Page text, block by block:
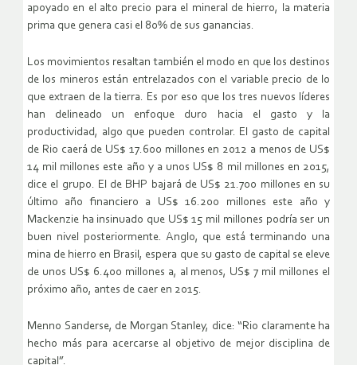
apoyado en el alto precio para el mineral de hierro, la materia
prima que genera casi el 80% de sus ganancias.
Los movimientos resaltan también el modo en que los destinos
de los mineros están entrelazados con el variable precio de lo
que extraen de la tierra. Es por eso que los tres nuevos líderes
han delineado un enfoque duro hacia el gasto y la
productividad, algo que pueden controlar. El gasto de capital
de Rio caerá de US$ 17.600 millones en 2012 a menos de US$
14 mil millones este año y a unos US$ 8 mil millones en 2015,
dice el grupo. El de BHP bajará de US$ 21.700 millones en su
último año financiero a US$ 16.200 millones este año y
Mackenzie ha insinuado que US$ 15 mil millones podría ser un
buen nivel posteriormente. Anglo, que está terminando una
mina de hierro en Brasil, espera que su gasto de capital se eleve
de unos US$ 6.400 millones a, al menos, US$ 7 mil millones el
próximo año, antes de caer en 2015.
Menno Sanderse, de Morgan Stanley, dice: “Rio claramente ha
hecho más para acercarse al objetivo de mejor disciplina de
capital”.